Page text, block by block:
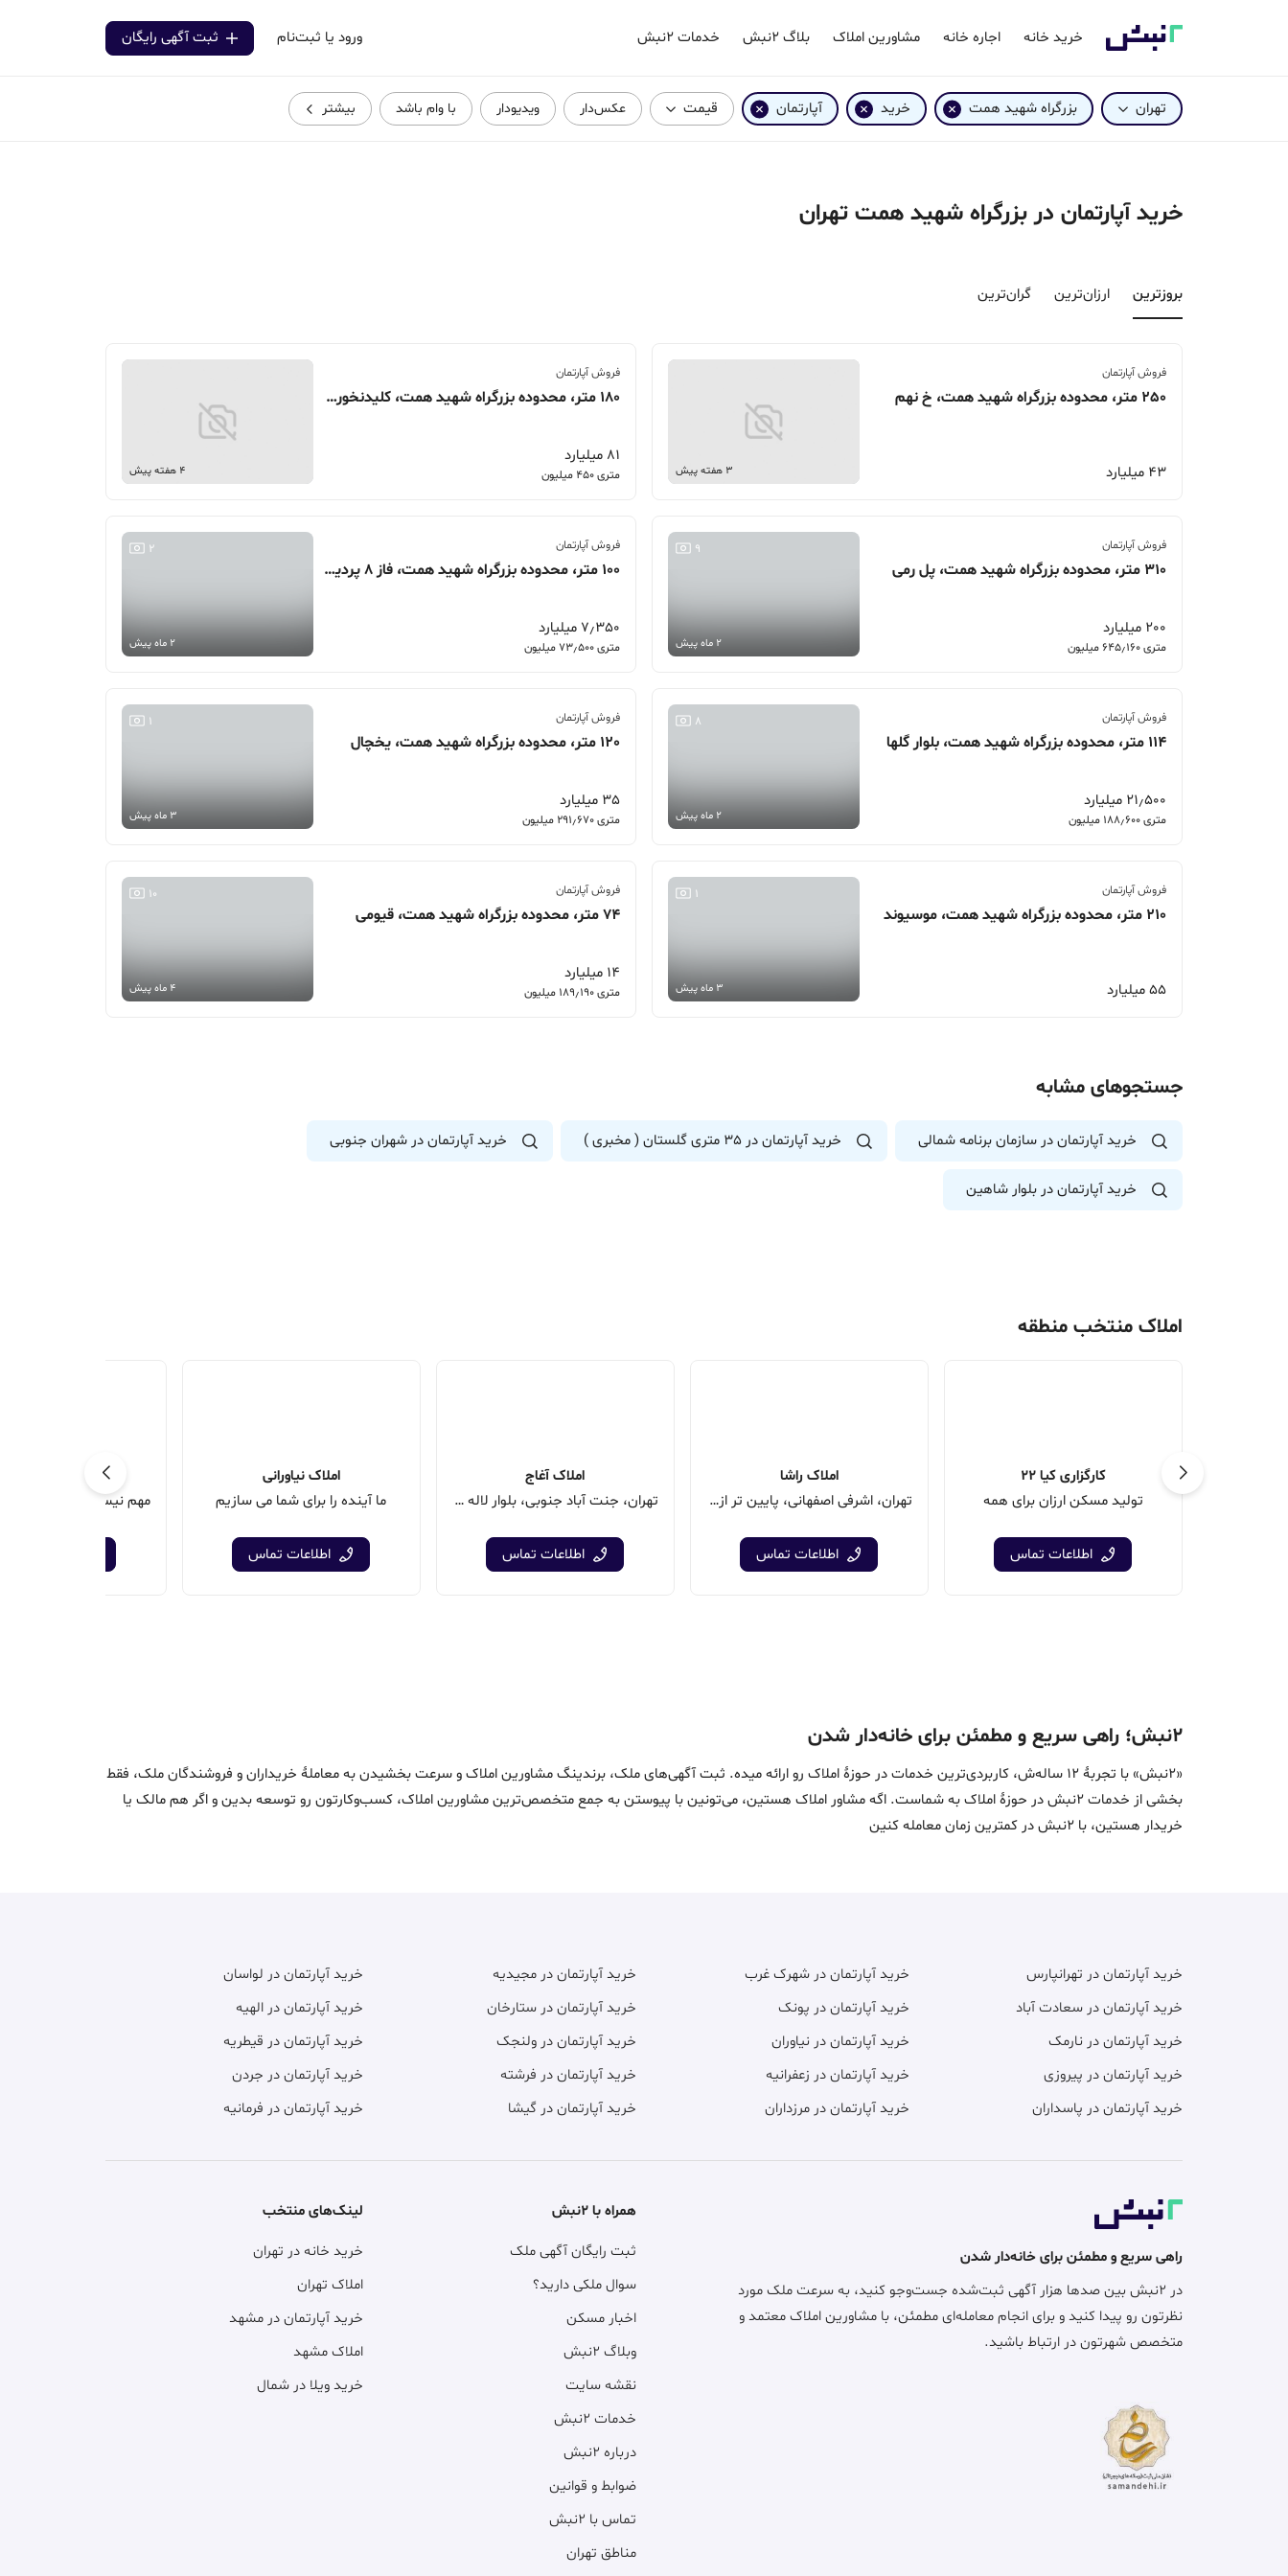
خرید خانه اجاره خانه مشاورین املاک بلاگ ۲نبش خدمات ۲نبش ورود یا ثبت‌نام ثبت آگهی رایگان
تهران بزرگراه شهید همت خرید آپارتمان قیمت عکس‌دار ویدیودار با وام باشد بیشتر
خرید آپارتمان در بزرگراه شهید همت تهران
بروزترین‌ ارزان‌ترین گران‌ترین
فروش آپارتمان
250 متر، محدوده بزرگراه شهید همت، خ نهم
43 میلیارد 3 هفته پیش
فروش آپارتمان
180 متر، محدوده بزرگراه شهید همت، کلیدنخورده مشاعات کامل 2پارکینگ
81 میلیارد
متری 450 میلیون 4 هفته پیش
فروش آپارتمان
310 متر، محدوده بزرگراه شهید همت، پل رمی
200 میلیارد
متری 645٫160 میلیون
9
2 ماه پیش
فروش آپارتمان
100 متر، محدوده بزرگراه شهید همت، فاز 8 پردیس
7٫350 میلیارد
متری 73٫500 میلیون
2
2 ماه پیش
فروش آپارتمان
114 متر، محدوده بزرگراه شهید همت، بلوار گلها
21٫500 میلیارد
متری 188٫600 میلیون
8
2 ماه پیش
فروش آپارتمان
120 متر، محدوده بزرگراه شهید همت، یخچال
35 میلیارد
متری 291٫670 میلیون
1
3 ماه پیش
فروش آپارتمان
210 متر، محدوده بزرگراه شهید همت، موسیوند
55 میلیارد
1
3 ماه پیش
فروش آپارتمان
74 متر، محدوده بزرگراه شهید همت، قیومی
14 میلیارد
متری 189٫190 میلیون
10
4 ماه پیش
جستجوهای مشابه
خرید آپارتمان در سازمان برنامه شمالی خرید آپارتمان در 35 متری گلستان ( مخبری ) خرید آپارتمان در شهران جنوبی
خرید آپارتمان در بلوار شاهین
املاک منتخب منطقه
کارگزاری کیا 22
تولید مسکن ارزان برای همه
اطلاعات تماس
املاک راشا
تهران، اشرفی اصفهانی، پایین تر از تیراژه
اطلاعات تماس
املاک آغاج
تهران، جنت آباد جنوبی، بلوار لاله شرقی، پلاک 122
اطلاعات تماس
املاک نیاورانی
ما آینده را برای شما می سازیم
اطلاعات تماس
۲نبش؛ راهی سریع و مطمئن برای خانه‌دار شدن
«2نبش» با تجربۀ 12 ساله‌ش، کاربردی‌ترین خدمات در حوزۀ املاک رو ارائه میده. ثبت آگهی‌های ملک، برندینگ مشاورین املاک و سرعت بخشیدن به معاملۀ خریداران و فروشندگان ملک، فقط
بخشی از خدمات 2نبش در حوزۀ املاک به شماست. اگه مشاور املاک هستین، می‌تونین با پیوستن به جمع متخصص‌ترین مشاورین املاک، کسب‌وکارتون رو توسعه بدین و اگر هم مالک یا
خریدار هستین، با 2نبش در کمترین زمان معامله‌ کنین
خرید آپارتمان در تهرانپارس
خرید آپارتمان در سعادت آباد
خرید آپارتمان در نارمک
خرید آپارتمان در پیروزی
خرید آپارتمان در پاسداران
خرید آپارتمان در شهرک غرب
خرید آپارتمان در پونک
خرید آپارتمان در نیاوران
خرید آپارتمان در زعفرانیه
خرید آپارتمان در مرزداران
خرید آپارتمان در مجیدیه
خرید آپارتمان در ستارخان
خرید آپارتمان در ولنجک
خرید آپارتمان در فرشته
خرید آپارتمان در گیشا
خرید آپارتمان در لواسان
خرید آپارتمان در الهیه
خرید آپارتمان در قیطریه
خرید آپارتمان در جردن
خرید آپارتمان در فرمانیه
راهی سریع و مطمئن برای خانه‌دار شدن
در ۲نبش بین صدها هزار آگهی ثبت‌شده جست‌وجو کنید، به سرعت ملک مورد
نظرتون رو پیدا کنید و برای انجام معامله‌ای مطمئن، با مشاورین املاک معتمد و
متخصص شهرتون در ارتباط باشید.
همراه با ۲نبش
ثبت رایگان آگهی ملک
سوال ملکی دارید؟
اخبار مسکن
وبلاگ ۲نبش
نقشه سایت
خدمات ۲نبش
درباره ۲نبش
ضوابط و قوانین
تماس با ۲نبش
مناطق تهران
لینک‌های منتخب
خرید خانه در تهران
املاک تهران
خرید آپارتمان در مشهد
املاک مشهد
خرید ویلا در شمال